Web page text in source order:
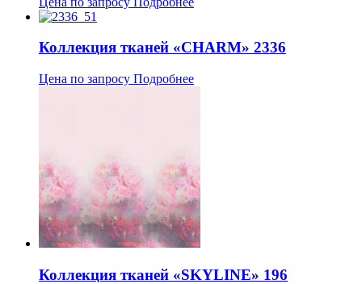
Коллекция тканей «CHARM» 2336
Цена по запросу Подробнее
Коллекция тканей «SKYLINE» 196